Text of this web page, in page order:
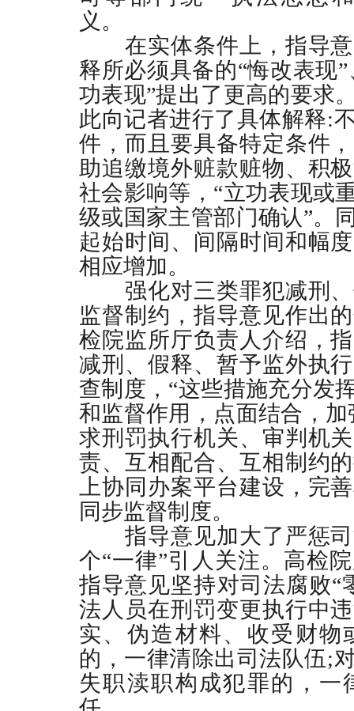
义。
在实体条件上，指导意
释所必须具备的“悔改表现
功表现”提出了更高的要求
此向记者进行了具体解释:
件，而且要具备特定条件
助追缴境外赃款赃物、积
社会影响等，“立功表现或
级或国家主管部门确认”。
起始时间、间隔时间和幅
相应增加。
强化对三类罪犯减刑、
监督制约，指导意见作出
检院监所厅负责人介绍，
减刑、假释、暂予监外执
查制度，“这些措施充分发
和监督作用，点面结合，
求刑罚执行机关、审判机
责、互相配合、互相制约
上协同办案平台建设，完
同步监督制度。
指导意见加大了严惩司
个“一律”引人关注。高检
指导意见坚持对司法腐败“
法人员在刑罚变更执行中
实、伪造材料、收受财物
的，一律清除出司法队伍;
失职渎职构成犯罪的，一